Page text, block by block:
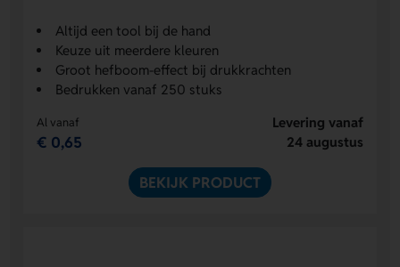
Altijd een tool bij de hand
Keuze uit meerdere kleuren
Groot hefboom-effect bij drukkrachten
Bedrukken vanaf 250 stuks
Al vanaf
€ 0,65
Levering vanaf
24 augustus
BEKIJK PRODUCT